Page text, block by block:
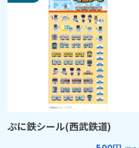
ぷに鉄シール(西武鉄道)